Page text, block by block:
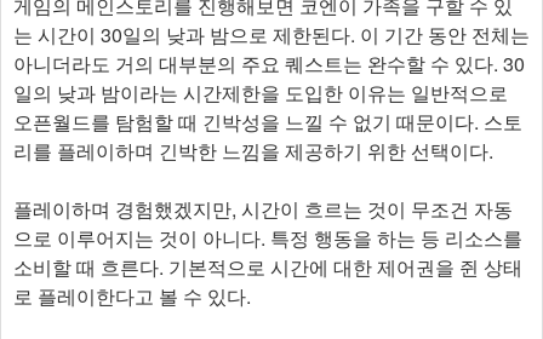
는 시간이 30일의 낮과 밤으로 제한된다. 이 기간 동안 전체는
아니더라도 거의 대부분의 주요 퀘스트는 완수할 수 있다. 30
일의 낮과 밤이라는 시간제한을 도입한 이유는 일반적으로
오픈월드를 탐험할 때 긴박성을 느낄 수 없기 때문이다. 스토
리를 플레이하며 긴박한 느낌을 제공하기 위한 선택이다.
플레이하며 경험했겠지만, 시간이 흐르는 것이 무조건 자동
으로 이루어지는 것이 아니다. 특정 행동을 하는 등 리소스를
소비할 때 흐른다. 기본적으로 시간에 대한 제어권을 쥔 상태
로 플레이한다고 볼 수 있다.